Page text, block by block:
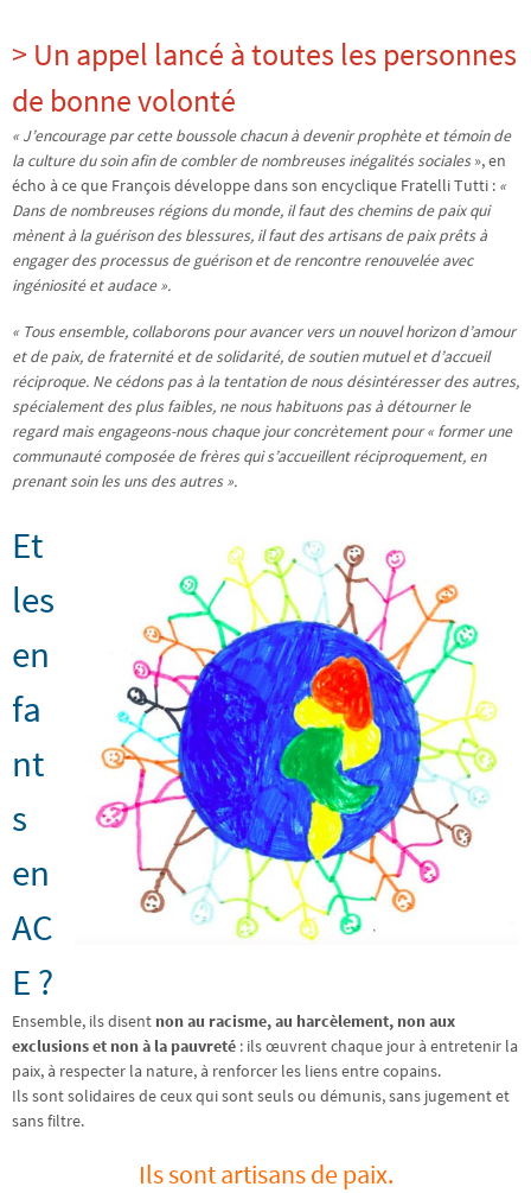
> Un appel lancé à toutes les personnes
de bonne volonté
« J’encourage par cette boussole chacun à devenir prophète et témoin de
la culture du soin afin de combler de nombreuses inégalités sociales », en
écho à ce que François développe dans son encyclique Fratelli Tutti : «
Dans de nombreuses régions du monde, il faut des chemins de paix qui
mènent à la guérison des blessures, il faut des artisans de paix prêts à
engager des processus de guérison et de rencontre renouvelée avec
ingéniosité et audace ».
« Tous ensemble, collaborons pour avancer vers un nouvel horizon d’amour
et de paix, de fraternité et de solidarité, de soutien mutuel et d’accueil
réciproque. Ne cédons pas à la tentation de nous désintéresser des autres,
spécialement des plus faibles, ne nous habituons pas à détourner le
regard mais engageons-nous chaque jour concrètement pour « former une
communauté composée de frères qui s’accueillent réciproquement, en
prenant soin les uns des autres ».
Et
les
en
fa
nt
s
en
AC
E ?
Ensemble, ils disent non au racisme, au harcèlement, non aux
exclusions et non à la pauvreté : ils œuvrent chaque jour à entretenir la
paix, à respecter la nature, à renforcer les liens entre copains.
Ils sont solidaires de ceux qui sont seuls ou démunis, sans jugement et
sans filtre.
Ils sont artisans de paix.